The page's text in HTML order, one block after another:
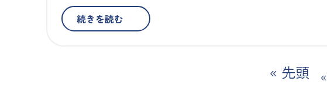
続きを読む
« 先頭 «